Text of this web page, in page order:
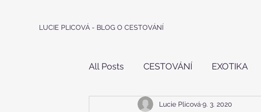
LUCIE PLICOVÁ - BLOG O CESTOVÁNÍ
All Posts CESTOVÁNÍ EXOTIKA
IN - LINE HOROLEZECTVÍ
Lucie Plicová 9. 3. 2020